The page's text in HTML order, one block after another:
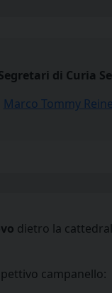
di Curia
Marco Tommy
dietro la
campanello: